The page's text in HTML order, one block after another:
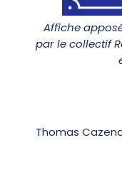
Affiche
par le collectif
Thomas